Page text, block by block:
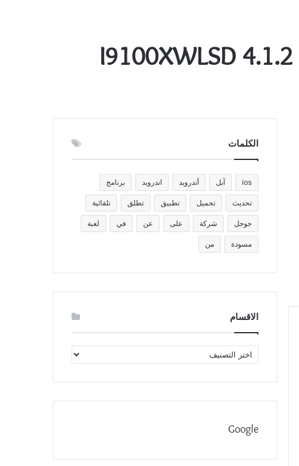
الكلمات
ios آبل أندرويد اندرويد برنامج
تحديث تحميل تطبيق تطلق تلقائية
جوجل شركة على عن في لعبة
مسودة من
الاقسام
الاقسام
Google